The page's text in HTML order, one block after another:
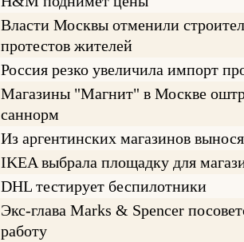
Власти Москвы отменили
протестов жителей
Россия резко увеличила импорт
Магазины "Магнит" в Москве
саннорм
Из аргентинских магазинов
IKEA выбрала площадку для
DHL тестирует беспилотники
Экс-глава Marks & Spencer
работу